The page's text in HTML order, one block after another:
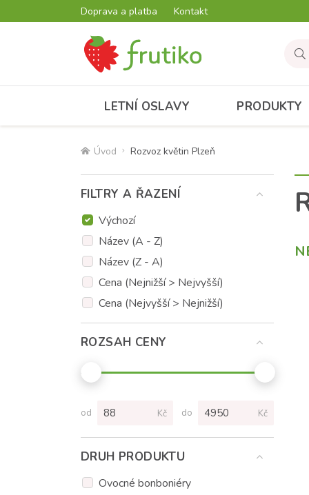
Doprava a platba Kontakt
LETNÍ OSLAVY PRODUKTY
Úvod Rozvoz květin Plzeň
FILTRY A ŘAZENÍ
Výchozí
Název (A - Z)
Název (Z - A)
Cena (Nejnižší > Nejvyšší)
Cena (Nejvyšší > Nejnižší)
ROZSAH CENY
od Kč do Kč
DRUH PRODUKTU
Ovocné bonboniéry